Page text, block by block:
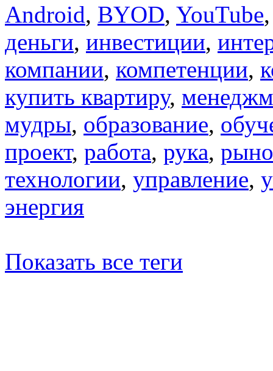
Android, BYOD, YouTube
деньги, инвестиции,
компании, компетенции,
купить квартиру,
мудры, образование,
проект, работа, рука,
технологии, управление,
энергия
Показать все теги